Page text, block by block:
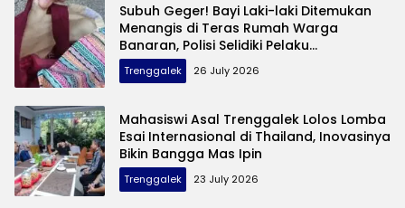
Subuh Geger! Bayi Laki-laki Ditemukan
Menangis di Teras Rumah Warga
Banaran, Polisi Selidiki Pelaku
Pembuangan
Trenggalek 26 July 2026
Mahasiswi Asal Trenggalek Lolos Lomba
Esai Internasional di Thailand, Inovasinya
Bikin Bangga Mas Ipin
Trenggalek 23 July 2026